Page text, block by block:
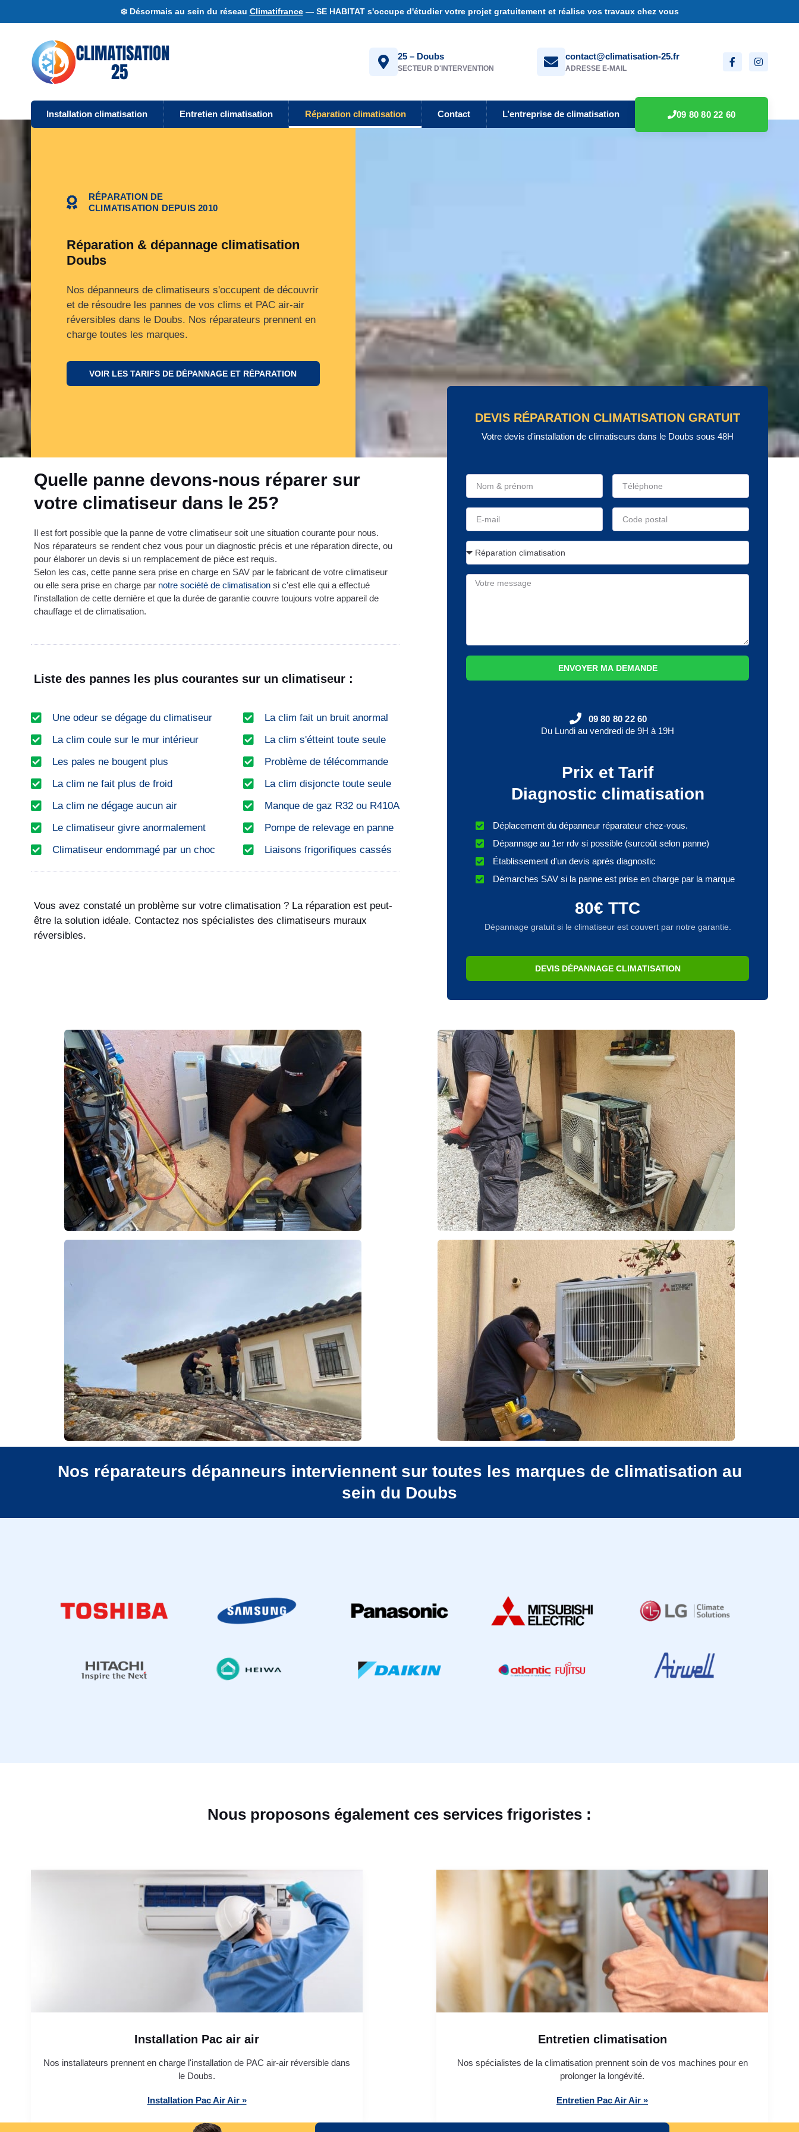
❄️ Désormais au sein du réseau Climatifrance— SE HABITAT s'occupe d'étudier votre projet gratuitement et réalise vos travaux chez vous
25 – Doubs
SECTEUR D'INTERVENTION
contact@climatisation-25.fr
ADRESSE E-MAIL
Installation climatisation Entretien climatisation Réparation climatisation Contact L’entreprise de climatisation 09 80 80 22 60
RÉPARATION DE
CLIMATISATION DEPUIS 2010
Réparation & dépannage climatisation
Doubs
Nos dépanneurs de climatiseurs s'occupent de découvrir
et de résoudre les pannes de vos clims et PAC air-air
réversibles dans le Doubs. Nos réparateurs prennent en
charge toutes les marques.
VOIR LES TARIFS DE DÉPANNAGE ET RÉPARATION
Quelle panne devons-nous réparer sur
votre climatiseur dans le 25?
Il est fort possible que la panne de votre climatiseur soit une situation courante pour nous.
Nos réparateurs se rendent chez vous pour un diagnostic précis et une réparation directe, ou
pour élaborer un devis si un remplacement de pièce est requis.
Selon les cas, cette panne sera prise en charge en SAV par le fabricant de votre climatiseur
ou elle sera prise en charge par notre société de climatisation si c'est elle qui a effectué
l'installation de cette dernière et que la durée de garantie couvre toujours votre appareil de
chauffage et de climatisation.
Liste des pannes les plus courantes sur un climatiseur :
Une odeur se dégage du climatiseur
La clim coule sur le mur intérieur
Les pales ne bougent plus
La clim ne fait plus de froid
La clim ne dégage aucun air
Le climatiseur givre anormalement
Climatiseur endommagé par un choc
La clim fait un bruit anormal
La clim s'étteint toute seule
Problème de télécommande
La clim disjoncte toute seule
Manque de gaz R32 ou R410A
Pompe de relevage en panne
Liaisons frigorifiques cassés
Vous avez constaté un problème sur votre climatisation ? La réparation est peut-
être la solution idéale. Contactez nos spécialistes des climatiseurs muraux
réversibles.
DEVIS RÉPARATION CLIMATISATION GRATUIT
Votre devis d'installation de climatiseurs dans le Doubs sous 48H
ENVOYER MA DEMANDE
09 80 80 22 60
Du Lundi au vendredi de 9H à 19H
Prix et Tarif
Diagnostic climatisation
Déplacement du dépanneur réparateur chez-vous.
Dépannage au 1er rdv si possible (surcoût selon panne)
Établissement d'un devis après diagnostic
Démarches SAV si la panne est prise en charge par la marque
80€ TTC
Dépannage gratuit si le climatiseur est couvert par notre garantie.
DEVIS DÉPANNAGE CLIMATISATION
Nos réparateurs dépanneurs interviennent sur toutes les marques de climatisation au
sein du Doubs
Nous proposons également ces services frigoristes :
Installation Pac air air
Nos installateurs prennent en charge l'installation de PAC air-air réversible dans
le Doubs.
Installation Pac Air Air »
Entretien climatisation
Nos spécialistes de la climatisation prennent soin de vos machines pour en
prolonger la longévité.
Entretien Pac Air Air »